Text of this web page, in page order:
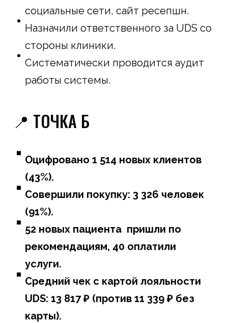
социальные сети, сайт ресепшн.
Назначили ответственного за UDS со
стороны клиники.
Систематически проводится аудит
работы системы.
📍 ТОЧКА Б
Оцифровано 1 514 новых клиентов
(43%).
Совершили покупку: 3 326 человек
(91%).
52 новых пациента пришли по
рекомендациям, 40 оплатили
услуги.
Средний чек с картой лояльности
UDS: 13 817 ₽ (против 11 339 ₽ без
карты).